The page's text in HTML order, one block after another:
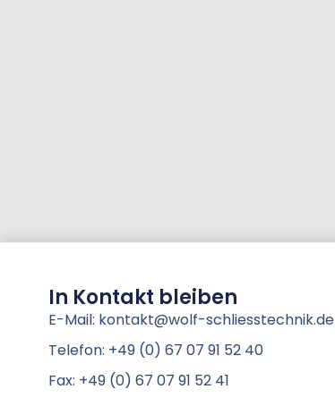
In Kontakt bleiben
E-Mail: kontakt@wolf-schliesstechnik.de
Telefon: +49 (0) 67 07 91 52 40
Fax: +49 (0) 67 07 91 52 41